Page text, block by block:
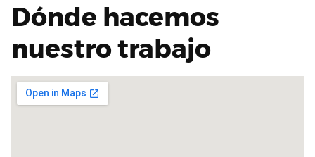
Dónde hacemos
nuestro trabajo